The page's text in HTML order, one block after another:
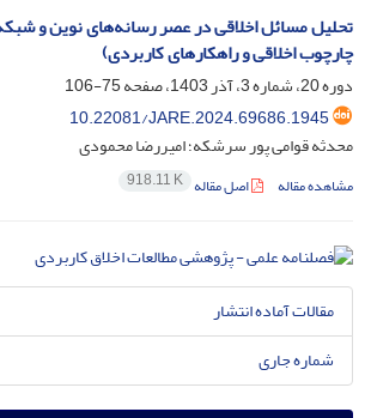
تحلیل مسائل اخلاقی در عصر رسانه‌های نوین و
چارچوب اخلاقی و راهکارهای کاربردی)
دوره 20، شماره 3، آذر 1403، صفحه
75-106
10.22081/JARE.2024.69686.1945
محدثه قوامی پور سرشکه؛ امیررضا محمودی
مشاهده مقاله اصل مقاله 918.11 K
مقالات آماده انتشار
شماره جاری